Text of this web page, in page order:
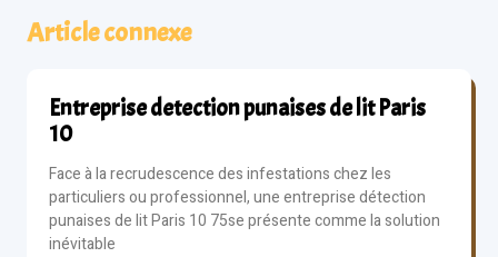
Article connexe
Entreprise detection punaises de lit Paris
10
Face à la recrudescence des infestations chez les
particuliers ou professionnel, une entreprise détection
punaises de lit Paris 10 75se présente comme la solution
inévitable